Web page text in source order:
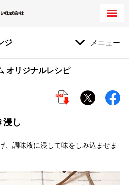
ジ メニュー
オリジナルレシピ
浸し
、調味液に浸して味をしみ込ませま